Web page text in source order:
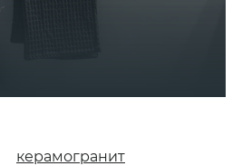
керамогранит